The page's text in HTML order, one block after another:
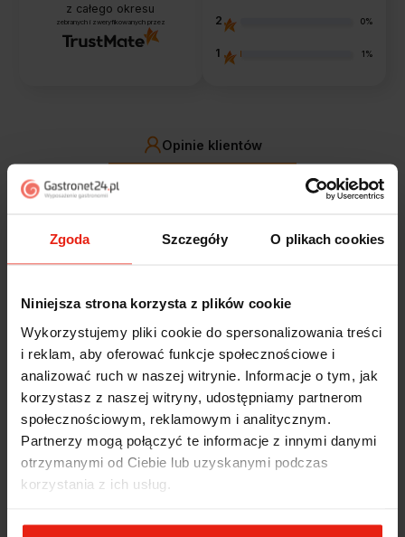
Zgoda Szczegóły O plikach cookies
Niniejsza strona korzysta z plików cookie
Wykorzystujemy pliki cookie do spersonalizowania treści
i reklam, aby oferować funkcje społecznościowe i
analizować ruch w naszej witrynie. Informacje o tym, jak
korzystasz z naszej witryny, udostępniamy partnerom
społecznościowym, reklamowym i analitycznym.
Partnerzy mogą połączyć te informacje z innymi danymi
otrzymanymi od Ciebie lub uzyskanymi podczas
korzystania z ich usług.
z całego okresu
zebranych i zweryfikowanych przez 2 0%
1 1%
Opinie klientów
filtry
Jak zbieramy opinie?
Marcin
Polecam szybko sprawnie dobrze zapakowane
Zostałem świetnie obsłużony. Brawa dla pracowników.
Alicja zweryfikowano
5
Jestem zaskoczona, że ta paczka dotarła do mnie tak
szybko. Paczka dotarła cała i zdrowa. Szybko,
sprawnie, bez problemów. Bardzo pomocna obsługa
klienta.